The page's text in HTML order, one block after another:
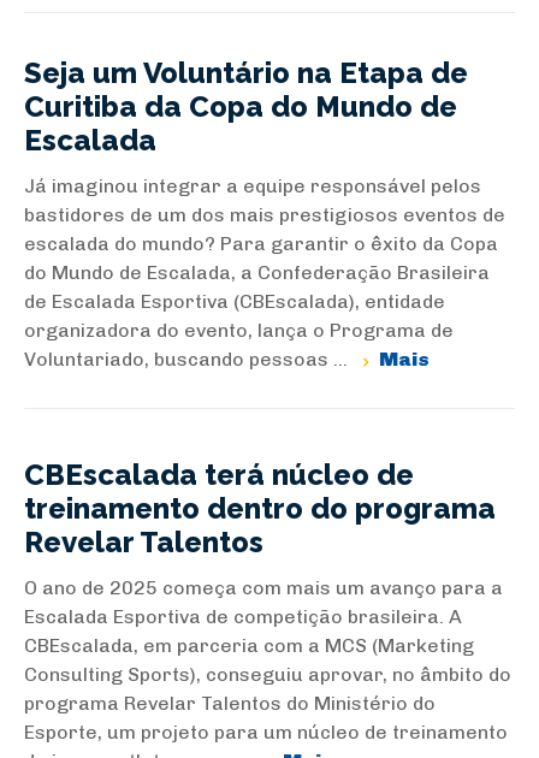
Seja um Voluntário na Etapa de
Curitiba da Copa do Mundo de
Escalada
Já imaginou integrar a equipe responsável pelos
bastidores de um dos mais prestigiosos eventos de
escalada do mundo? Para garantir o êxito da Copa
do Mundo de Escalada, a Confederação Brasileira
de Escalada Esportiva (CBEscalada), entidade
organizadora do evento, lança o Programa de
Voluntariado, buscando pessoas ...
Mais
CBEscalada terá núcleo de
treinamento dentro do programa
Revelar Talentos
O ano de 2025 começa com mais um avanço para a
Escalada Esportiva de competição brasileira. A
CBEscalada, em parceria com a MCS (Marketing
Consulting Sports), conseguiu aprovar, no âmbito do
programa Revelar Talentos do Ministério do
Esporte, um projeto para um núcleo de treinamento